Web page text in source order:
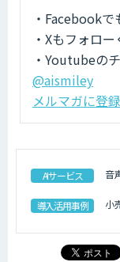
・Facebook
・Xもフォロ
・Youtubeの
@aismiley
メルマガに登
AIサービス 音
導入活用事例 小